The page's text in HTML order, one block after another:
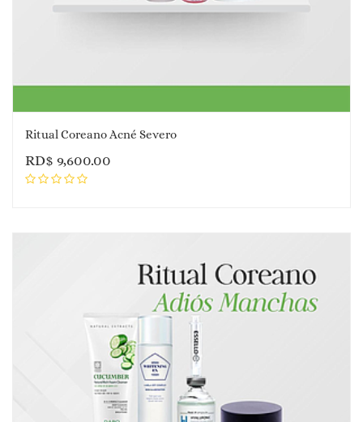
Ritual Coreano Acné Severo
RD$ 9,600.00